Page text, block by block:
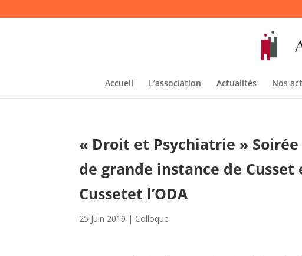
Accueil L’association Actualités Nos
« Droit et Psychiatrie »
de grande instance de Cusset
Cussetet l’ODA
25 Juin 2019 | Colloque